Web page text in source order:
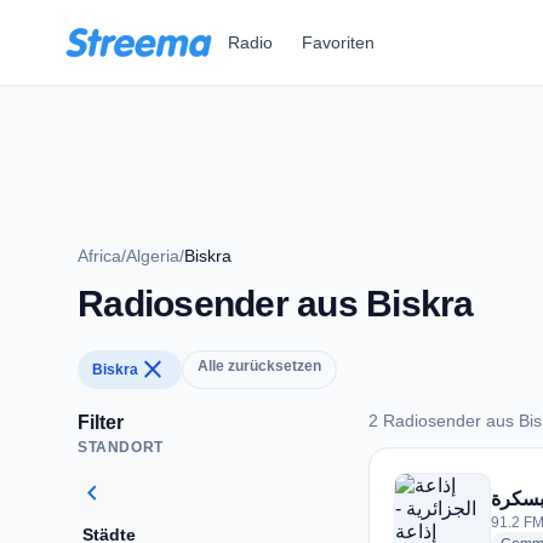
Radio Favoriten
Africa/Algeria/Biskra
Radiosender aus Biskra
Biskra close Alle zurücksetzen
Filter
STANDORT
chevron_left
Städte
2 Radiosender aus
2 Radiosender aus
بسكرة
91.2